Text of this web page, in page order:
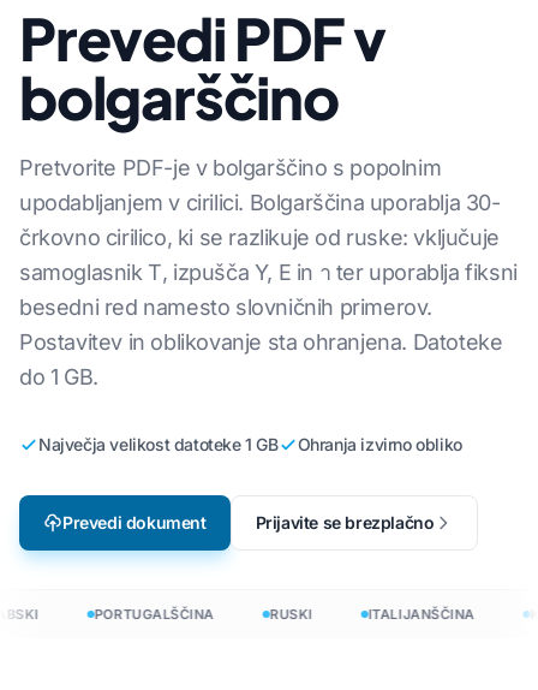
Prevedi PDF v
bolgarščino
Pretvorite PDF-je v bolgarščino s popolnim
upodabljanjem v cirilici. Bolgarščina uporablja 30-
črkovno cirilico, ki se razlikuje od ruske: vključuje
samoglasnik Τ, izpušča Y, Е in า ter uporablja fiksni
besedni red namesto slovničnih primerov.
Postavitev in oblikovanje sta ohranjena. Datoteke
do 1 GB.
Največja velikost datoteke 1 GB Ohranja izvirno obliko
Prevedi dokument Prijavite se brezplačno
PORTUGALŠČINA RUSKI ITALIJANŠČINA